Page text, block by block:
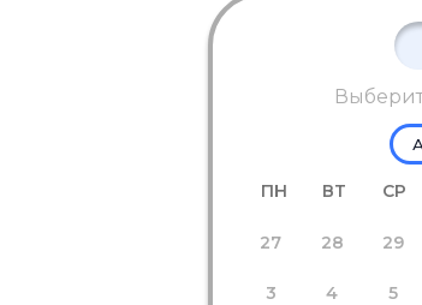
ПН ВТ СР
27 28 29
3 4 5